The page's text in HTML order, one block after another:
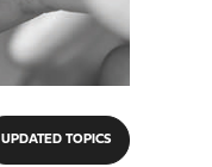
UPDATED TOPICS